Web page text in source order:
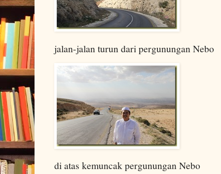
jalan-jalan turun dari pergunungan Nebo
di atas kemuncak pergunungan Nebo